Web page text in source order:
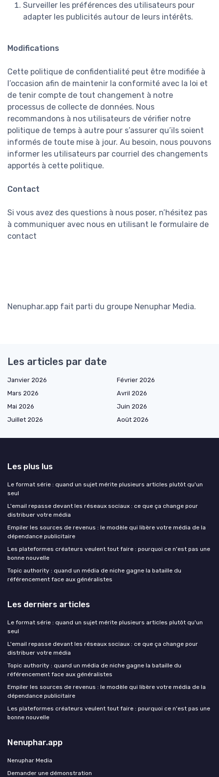
Surveiller les préférences des utilisateurs pour
adapter les publicités autour de leurs intérêts.
Modifications
Cette politique de confidentialité peut être modifiée à
l’occasion afin de maintenir la conformité avec la loi et
de tenir compte de tout changement à notre
processus de collecte de données. Nous
recommandons à nos utilisateurs de vérifier notre
politique de temps à autre pour s’assurer qu’ils soient
informés de toute mise à jour. Au besoin, nous pouvons
informer les utilisateurs par courriel des changements
apportés à cette politique.
Contact
Si vous avez des questions à nous poser, n’hésitez pas
à communiquer avec nous en utilisant le formulaire de
contact
Nenuphar.app fait parti du groupe Nenuphar Media.
Les articles par date
Janvier 2026
Février 2026
Mars 2026
Avril 2026
Mai 2026
Juin 2026
Juillet 2026
Août 2026
Les plus lus
Le format série : quand un sujet mérite plusieurs articles plutôt qu'un
seul
L'email repasse devant les réseaux sociaux : ce que ça change pour
distribuer votre média
Empiler les sources de revenus : le modèle qui libère votre média de la
dépendance publicitaire
Les plateformes créateurs veulent tout faire : pourquoi ce n'est pas une
bonne nouvelle
Topic authority : quand un média de niche gagne la bataille du
référencement face aux généralistes
Les derniers articles
Le format série : quand un sujet mérite plusieurs articles plutôt qu'un
seul
L'email repasse devant les réseaux sociaux : ce que ça change pour
distribuer votre média
Topic authority : quand un média de niche gagne la bataille du
référencement face aux généralistes
Empiler les sources de revenus : le modèle qui libère votre média de la
dépendance publicitaire
Les plateformes créateurs veulent tout faire : pourquoi ce n'est pas une
bonne nouvelle
Nenuphar.app
Nenuphar Media
Demander une démonstration